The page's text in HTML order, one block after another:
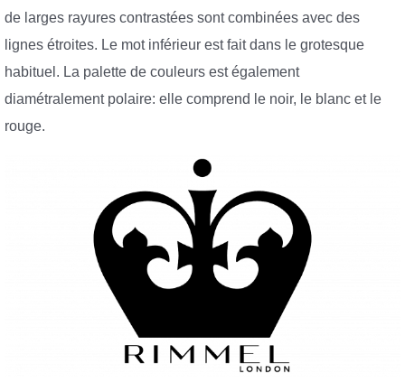
de larges rayures contrastées sont combinées avec des
lignes étroites. Le mot inférieur est fait dans le grotesque
habituel. La palette de couleurs est également
diamétralement polaire: elle comprend le noir, le blanc et le
rouge.